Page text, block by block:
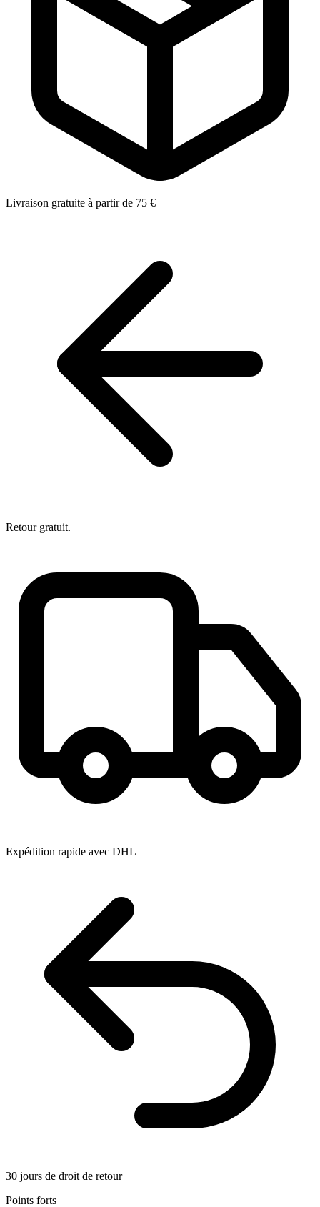
Livraison gratuite à partir de 75 €
Retour gratuit.
Expédition rapide avec DHL
30 jours de droit de retour
Points forts